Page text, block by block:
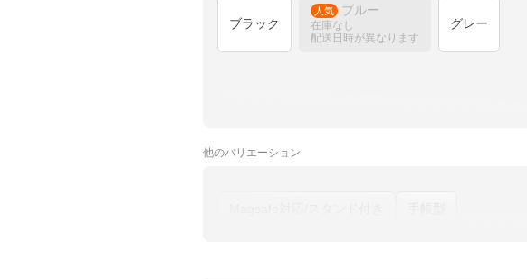
ブラック
人気 ブルー
在庫なし
配送日時が異なります
グレー
他のバリエーション